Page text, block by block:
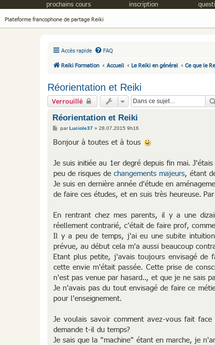
Plateforme francophone de partage Reiki
Accès rapide FAQ
Reiki Formation Accueil Le Reiki en général Ce que le
Réorientation et Reiki
Verrouillé
Réorientation et Reiki
M
s
e
parLuciole37» 28.07.2015 9h16
Bonjour à toutes et à tous
Je suis initiée au 1er degré depuis fin mai.
peu de risques de changements majeurs, étant
Je suis en dernière année d'étude en
de faire ces études, et en suis très heureuse.
En rentrant chez mes parents, il y a une
réellement contrarié, c'était de faire prof,
Il y a peu de temps, j'ai eu une subite
prévue, au début cela m'a aussi beaucoup
Etant plus petite, j'avais toujours envisagé de
cette envie m'était passée. Cette prise de
n'est pas venue par hasard.., et que je ne sais
Je n'avais pas du tout envisagé de faire ce
pour l'enseignement.
Je voulais savoir comment avez-vous fait face
demande t-il du temps?
Je sais que la "machine" étant en marche, je
prochains cours inscription